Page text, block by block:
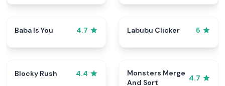
Baba Is You 4.7 Labubu Clicker 5
Blocky Rush 4.4
Monsters Merge
And Sort
4.7